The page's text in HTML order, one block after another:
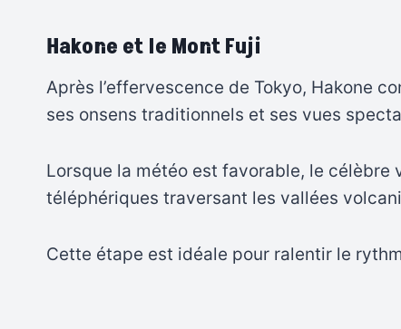
Hakone et le Mont Fuji
Après l’effervescence de Tokyo, Hakone
ses onsens traditionnels et ses vues
Lorsque la météo est favorable, le célèbre
téléphériques traversant les vallées
Cette étape est idéale pour ralentir le